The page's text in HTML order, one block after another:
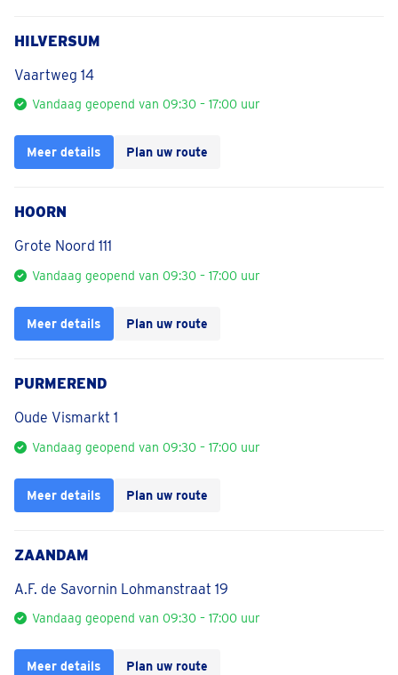
HILVERSUM
Vaartweg 14
Vandaag geopend van 09:30 – 17:00 uur
Meer details Plan uw route
HOORN
Grote Noord 111
Vandaag geopend van 09:30 – 17:00 uur
Meer details Plan uw route
PURMEREND
Oude Vismarkt 1
Vandaag geopend van 09:30 – 17:00 uur
Meer details Plan uw route
ZAANDAM
A.F. de Savornin Lohmanstraat 19
Vandaag geopend van 09:30 – 17:00 uur
Meer details Plan uw route